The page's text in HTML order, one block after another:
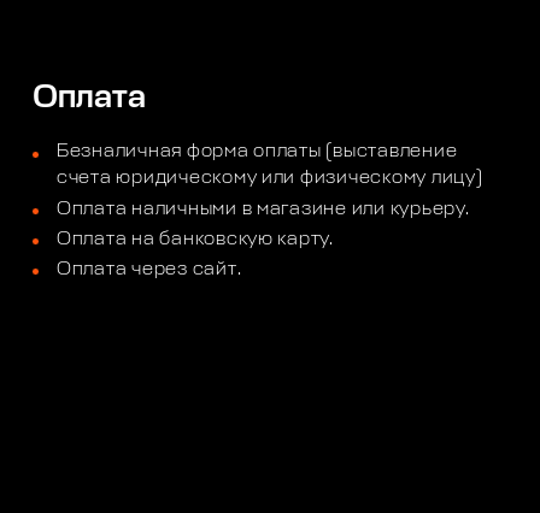
Оплата
Безналичная форма оплаты (выставление
счета юридическому или физическому лицу)
Оплата наличными в магазине или курьеру.
Оплата на банковскую карту.
Оплата через сайт.